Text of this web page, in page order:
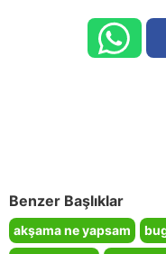
Benzer Başlıklar
akşama ne yapsam